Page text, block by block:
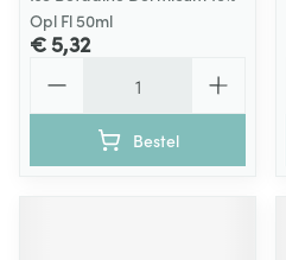
Opl Fl 50ml
€ 5,32
Bestel